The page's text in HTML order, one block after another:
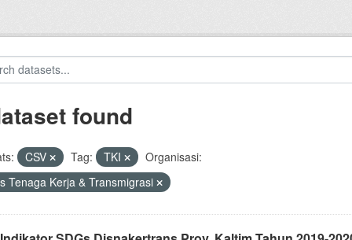
found
CSV Tag: TKI
Organisasi:
Tenaga Kerja & Transmigrasi